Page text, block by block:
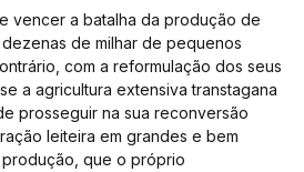
vencer a batalha da produção de
de milhar de pequenos
com a reformulação dos seus
a agricultura extensiva transtagana
prosseguir na sua reconversão
leiteira em grandes e bem
que o próprio